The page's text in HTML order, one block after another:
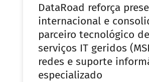
DataRoad reforça
internacional e
parceiro tecnológico
serviços IT geridos
redes e suporte
especializado